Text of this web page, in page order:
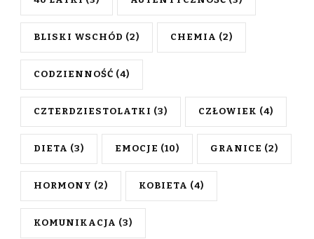
BLISKI WSCHÓD (2) CHEMIA (2)
CODZIENNOŚĆ (4)
CZTERDZIESTOLATKI (3) CZŁOWIEK (4)
DIETA (3) EMOCJE (10) GRANICE (2)
HORMONY (2) KOBIETA (4)
KOMUNIKACJA (3)